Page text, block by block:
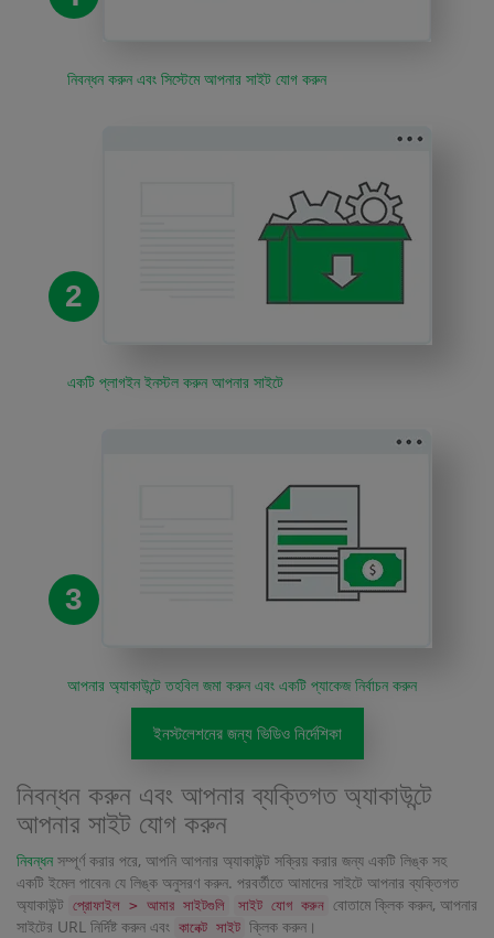
নিবন্ধন করুন এবং সিস্টেমে আপনার সাইট যোগ করুন
2
একটি প্লাগইন ইনস্টল করুন আপনার সাইটে
3
আপনার অ্যাকাউন্টে তহবিল জমা করুন এবং একটি প্যাকেজ নির্বাচন করুন
ইনস্টলেশনের জন্য ভিডিও নির্দেশিকা
নিবন্ধন করুন এবং আপনার ব্যক্তিগত অ্যাকাউন্টে
আপনার সাইট যোগ করুন
নিবন্ধন সম্পূর্ণ করার পরে, আপনি আপনার অ্যাকাউন্ট সক্রিয় করার জন্য একটি লিঙ্ক সহ
একটি ইমেল পাবেন৷ যে লিঙ্ক অনুসরণ করুন. পরবর্তীতে আমাদের সাইটে আপনার ব্যক্তিগত
অ্যাকাউন্ট প্রোফাইল > আমার সাইটগুলি সাইট যোগ করুন বোতামে ক্লিক করুন, আপনার
সাইটের URL নির্দিষ্ট করুন এবং কানেক্ট সাইট ক্লিক করুন।